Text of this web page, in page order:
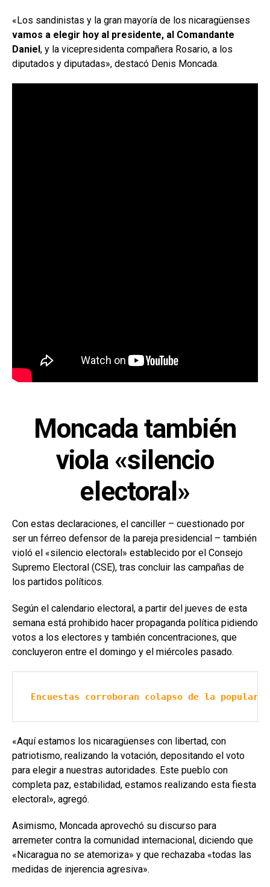
«Los sandinistas y la gran mayoría de los nicaragüenses
vamos a elegir hoy al presidente, al Comandante
Daniel, y la vicepresidenta compañera Rosario, a los
diputados y diputadas», destacó Denis Moncada.
Moncada también
viola «silencio
electoral»
Con estas declaraciones, el canciller – cuestionado por
ser un férreo defensor de la pareja presidencial – también
violó el «silencio electoral» establecido por el Consejo
Supremo Electoral (CSE), tras concluir las campañas de
los partidos políticos.
Según el calendario electoral, a partir del jueves de esta
semana está prohibido hacer propaganda política pidiendo
votos a los electores y también concentraciones, que
concluyeron entre el domingo y el miércoles pasado.
Encuestas corroboran colapso de la
«Aquí estamos los nicaragüenses con libertad, con
patriotismo, realizando la votación, depositando el voto
para elegir a nuestras autoridades. Este pueblo con
completa paz, estabilidad, estamos realizando esta fiesta
electoral», agregó.
Asimismo, Moncada aprovechó su discurso para
arremeter contra la comunidad internacional, diciendo que
«Nicaragua no se atemoriza» y que rechazaba «todas las
medidas de injerencia agresiva».